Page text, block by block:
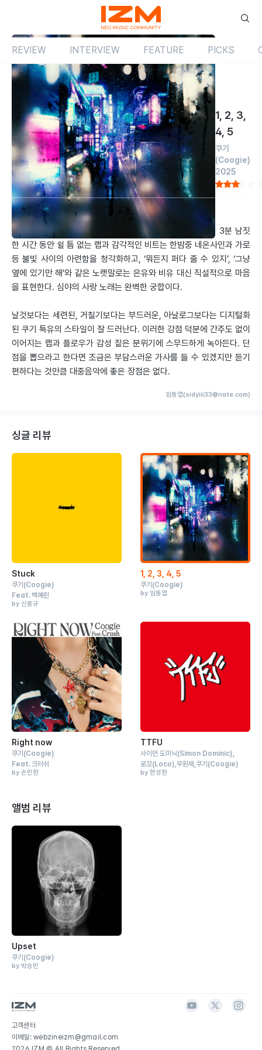
REVIEW INTERVIEW FEATURE PICKS
Review 싱글 국내
1, 2, 3,
4, 5
쿠기
(Coogie)
2025
by 임동엽 2025.02.05
도시적 야경 속에서 담담하지만 적극적으로 구애를 펼친다. 3분 남짓
한 시간 동안 쉴 틈 없는 랩과 감각적인 비트는 한밤중 네온사인과 가로
등 불빛 사이의 아련함을 청각화하고, ‘뭐든지 퍼다 줄 수 있지’, ‘그냥
옆에 있기만 해’와 같은 노랫말로는 은유와 비유 대신 직설적으로 마음
을 표현한다. 심야의 사랑 노래는 완벽한 궁합이다.
날것보다는 세련된, 거칠기보다는 부드러운, 아날로그보다는 디지털화
된 쿠기 특유의 스타일이 잘 드러난다. 이러한 강점 덕분에 간주도 없이
이어지는 랩과 플로우가 감성 짙은 분위기에 스무드하게 녹아든다. 단
점을 뽑으라고 한다면 조금은 부담스러운 가사를 들 수 있겠지만 듣기
편하다는 것만큼 대중음악에 좋은 장점은 없다.
임동엽(sidyiii33@nate.com)
싱글 리뷰
Stuck
쿠기 (Coogie)
Feat. 백예린
by 신동규
1, 2, 3, 4, 5
쿠기 (Coogie)
by 임동엽
Right now
쿠기 (Coogie)
Feat.크러쉬
by 손민현
TTFU
사이먼 도미닉(Simon Dominic)
로꼬(Loco) 우원재 쿠기 (Coogie)
by 한성현
앨범 리뷰
Upset
쿠기 (Coogie)
by 박승민
고객센터
이메일: webzineizm@gmail.com